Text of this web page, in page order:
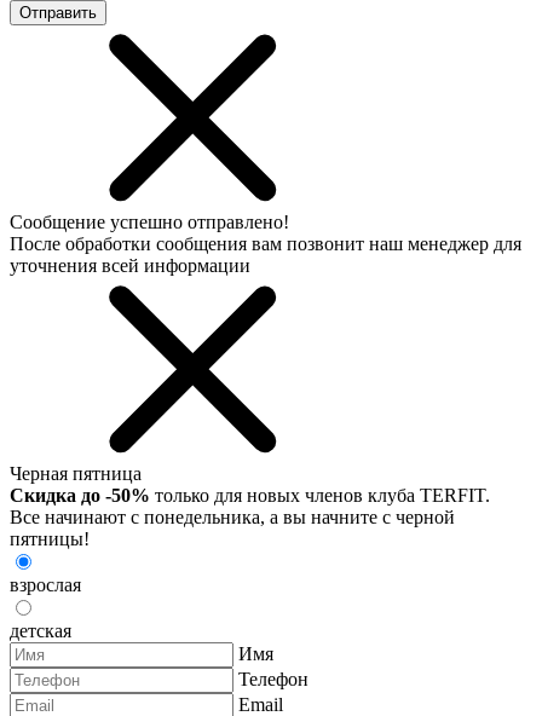
Отправить
Сообщение успешно отправлено!
После обработки сообщения вам позвонит наш менеджер для
уточнения всей информации
Черная пятница
Скидка до -50% только для новых членов клуба TERFIT.
Все начинают с понедельника, а вы начните с черной
пятницы!
взрослая
детская
Имя
Телефон
Email